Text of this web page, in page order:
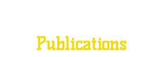
Publications